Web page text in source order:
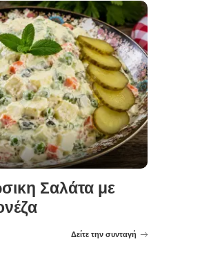
Σαλάτα με
Δείτε την συνταγή